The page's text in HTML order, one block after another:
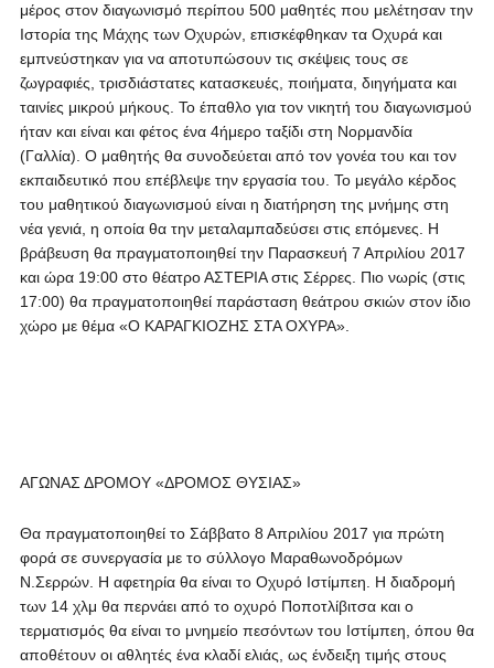
μέρος στον διαγωνισμό περίπου 500 μαθητές που μελέτησαν την
Ιστορία της Μάχης των Οχυρών, επισκέφθηκαν τα Οχυρά και
εμπνεύστηκαν για να αποτυπώσουν τις σκέψεις τους σε
ζωγραφιές, τρισδιάστατες κατασκευές, ποιήματα, διηγήματα και
ταινίες μικρού μήκους. Το έπαθλο για τον νικητή του διαγωνισμού
ήταν και είναι και φέτος ένα 4ήμερο ταξίδι στη Νορμανδία
(Γαλλία). Ο μαθητής θα συνοδεύεται από τον γονέα του και τον
εκπαιδευτικό που επέβλεψε την εργασία του. Το μεγάλο κέρδος
του μαθητικού διαγωνισμού είναι η διατήρηση της μνήμης στη
νέα γενιά, η οποία θα την μεταλαμπαδεύσει στις επόμενες. Η
βράβευση θα πραγματοποιηθεί την Παρασκευή 7 Απριλίου 2017
και ώρα 19:00 στο θέατρο ΑΣΤΕΡΙΑ στις Σέρρες. Πιο νωρίς (στις
17:00) θα πραγματοποιηθεί παράσταση θεάτρου σκιών στον ίδιο
χώρο με θέμα «Ο ΚΑΡΑΓΚΙΟΖΗΣ ΣΤΑ ΟΧΥΡΑ».
ΑΓΩΝΑΣ ΔΡΟΜΟΥ «ΔΡΟΜΟΣ ΘΥΣΙΑΣ»
Θα πραγματοποιηθεί το Σάββατο 8 Απριλίου 2017 για πρώτη
φορά σε συνεργασία με το σύλλογο Μαραθωνοδρόμων
Ν.Σερρών. Η αφετηρία θα είναι το Οχυρό Ιστίμπεη. Η διαδρομή
των 14 χλμ θα περνάει από το οχυρό Ποποτλίβιτσα και ο
τερματισμός θα είναι το μνημείο πεσόντων του Ιστίμπεη, όπου θα
αποθέτουν οι αθλητές ένα κλαδί ελιάς, ως ένδειξη τιμής στους